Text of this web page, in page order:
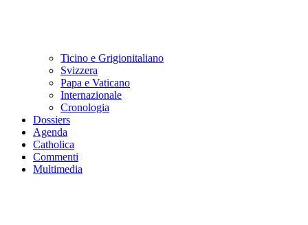
Ticino e Grigionitaliano
Svizzera
Papa e Vaticano
Internazionale
Cronologia
Dossiers
Agenda
Catholica
Commenti
Multimedia